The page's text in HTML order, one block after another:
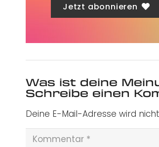
Jetzt abonnieren
Was ist deine
Schreibe einen
Deine E-Mail-Adresse wird